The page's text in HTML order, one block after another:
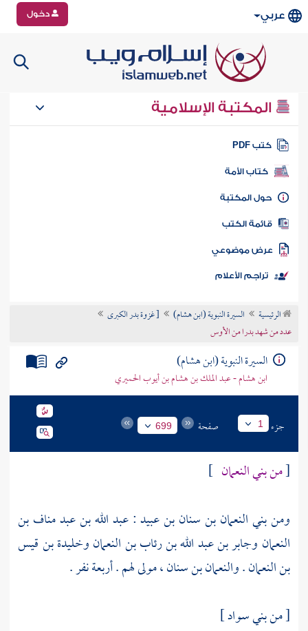
عربي دخول
المكتبة الإسلامية
كتب PDF
كتاب الأمة
المكتبة
الكتب
موضوعي
تراجم الأعلام
الرئيسية السيرة النبوية (ابن هشام)
[ غزوة بدر الكبرى
عدد من شهد بدرا من الأوس
السيرة النبوية (ابن هشام)
ابن هشام - عبد الملك بن هشام بن أيوب الحميري
جزء 1 صفحة 699
[منبني النعمان ]
ومنبني النعمان بن سنان بن عبيد:عبد الله بن عبد مناف بن
النعمان وجابر بن عبد الله بن رئاب بن النعمانوخليدة بن قيس
بن النعمان .والنعمان بن سنان، مولى لهم . أربعة نفر .
[ منبني سواد]